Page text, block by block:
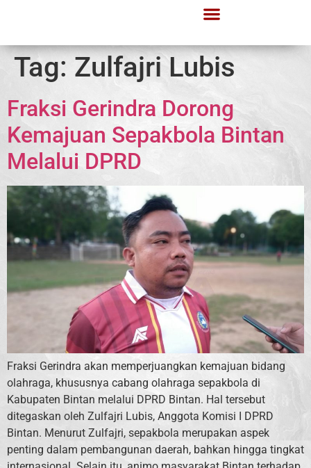
Tag: Zulfajri Lubis
Fraksi Gerindra Dorong
Kemajuan Sepakbola Bintan
Melalui DPRD
Fraksi Gerindra akan memperjuangkan kemajuan bidang
olahraga, khususnya cabang olahraga sepakbola di
Kabupaten Bintan melalui DPRD Bintan. Hal tersebut
ditegaskan oleh Zulfajri Lubis, Anggota Komisi I DPRD
Bintan. Menurut Zulfajri, sepakbola merupakan aspek
penting dalam pembangunan daerah, bahkan hingga tingkat